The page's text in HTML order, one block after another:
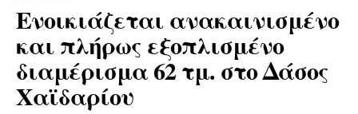
Ενοικιάζεται ανακαινισμένο
και πλήρως εξοπλισμένο
διαμέρισμα 62 τμ. στο Δάσος
Χαϊδαρίου